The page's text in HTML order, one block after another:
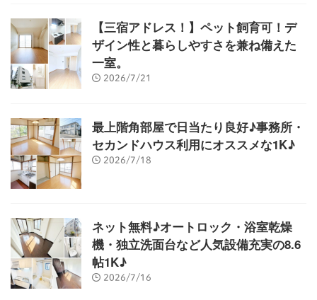
【三宿アドレス！】ペット飼育可！デ
ザイン性と暮らしやすさを兼ね備えた
一室。
2026/7/21
最上階角部屋で日当たり良好♪事務所・
セカンドハウス利用にオススメな1K♪
2026/7/18
ネット無料♪オートロック・浴室乾燥
機・独立洗面台など人気設備充実の8.6
帖1K♪
2026/7/16